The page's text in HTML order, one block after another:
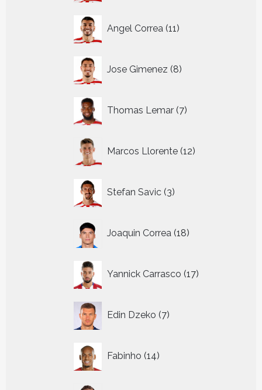
Angel Correa 11
producten
Jose Gimenez 8
producten
Thomas Lemar 7
producten
Marcos Llorente 12
producten
Stefan Savic 3
producten
Joaquin Correa 18
producten
Yannick Carrasco 17
producten
Edin Dzeko 7
producten
Fabinho 14
producten